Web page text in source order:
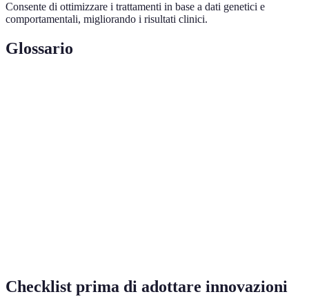
Consente di ottimizzare i trattamenti in base a dati genetici e
comportamentali, migliorando i risultati clinici.
Glossario
Checklist prima di adottare innovazioni